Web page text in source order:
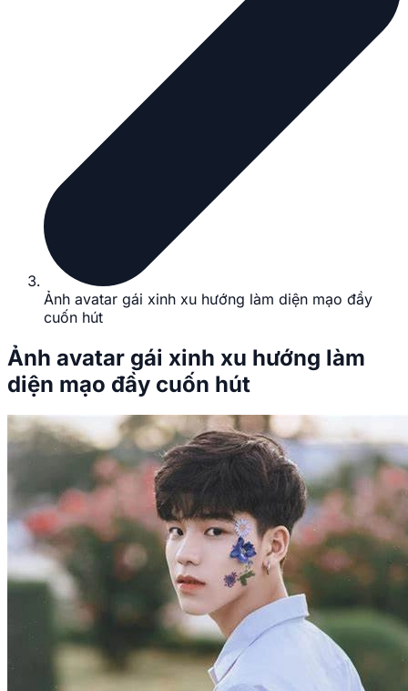
Ảnh avatar gái xinh xu hướng làm diện mạo đầy
cuốn hút
Ảnh avatar gái xinh xu hướng làm
diện mạo đầy cuốn hút